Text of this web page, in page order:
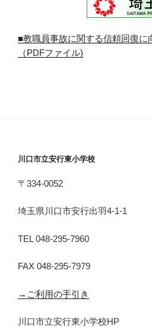
■教職員事故に関する信頼回復に
（PDFファイル)
川口市立安行東小学校
〒334-0052
埼玉県川口市安行出羽4-1-1
TEL 048-295-7960
FAX 048-295-7979
→ご利用の手引き
川口市立安行東小学校HP